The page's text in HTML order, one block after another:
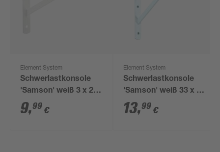
Element System
Schwerlastkonsole
'Samson' weiß 3 x 21
cm
9,99 €
Element System
Schwerlastkonsole
'Samson' weiß 33 x 50
cm
13,99 €